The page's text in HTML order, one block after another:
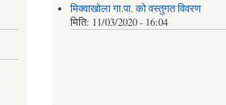
मिक्वाखोला गा.पा. को वस्तुगत विवरण
मिति: 11/03/2020 - 16:04